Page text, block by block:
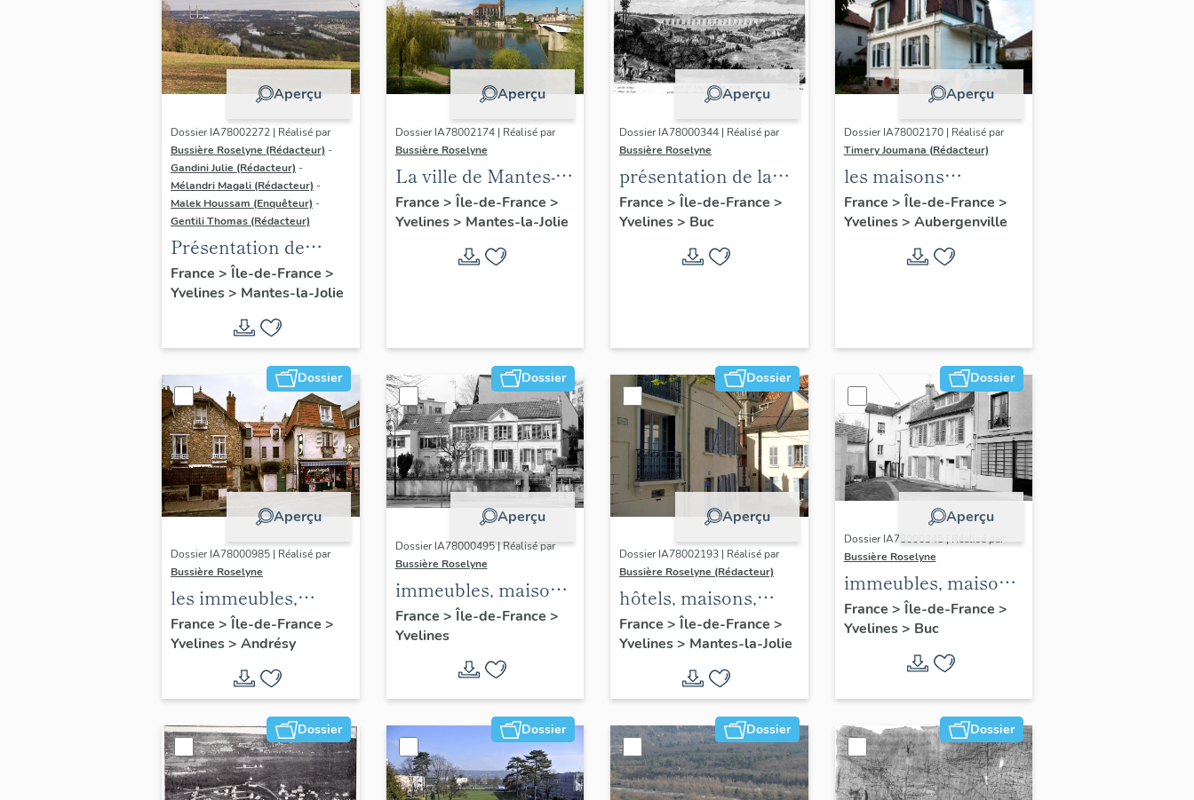
Aperçu
Dossier IA78002272 | Réalisé par
Bussière Roselyne (Rédacteur) -
Gandini Julie (Rédacteur) -
Mélandri Magali (Rédacteur) -
Malek Houssam (Enquêteur) -
Gentili Thomas (Rédacteur)
Présentation de
l'étude
France > Île-de-France >
Yvelines> Mantes-la-Jolie
Aperçu
Dossier IA78002174 | Réalisé par
Bussière Roselyne
La ville de Mantes-la-
Jolie
France > Île-de-France >
Yvelines> Mantes-la-Jolie
Aperçu
Dossier IA78000344 | Réalisé par
Bussière Roselyne
présentation de la
commune de Buc
France > Île-de-France >
Yvelines> Buc
Aperçu
Dossier IA78002170 | Réalisé par
Timery Joumana (Rédacteur)
les maisons
d'Elisabethville
France > Île-de-France >
Yvelines> Aubergenville
Dossier
Aperçu
Dossier IA78000985 | Réalisé par
Bussière Roselyne
les immeubles,
maisons et fermes
du canton d'Andrésy
France > Île-de-France >
Yvelines> Andrésy
Dossier
Aperçu
Dossier IA78000495 | Réalisé par
Bussière Roselyne
immeubles, maisons,
fermes
France > Île-de-France >
Yvelines
Dossier
Aperçu
Dossier IA78002193 | Réalisé par
Bussière Roselyne (Rédacteur)
hôtels, maisons,
immeubles
France > Île-de-France >
Yvelines> Mantes-la-Jolie
Dossier
Aperçu
Dossier IA78000345 | Réalisé par
Bussière Roselyne
immeubles, maisons,
fermes
France > Île-de-France >
Yvelines> Buc
Dossier Dossier Dossier Dossier